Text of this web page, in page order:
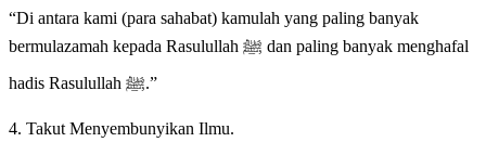
“Di antara kami (para sahabat) kamulah yang paling banyak
bermulazamah kepada Rasulullah ﷺ dan paling banyak menghafal
hadis Rasulullah ﷺ.”
4. Takut Menyembunyikan Ilmu.